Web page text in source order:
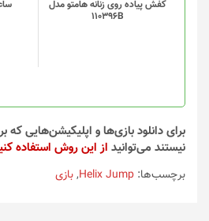
کفش پیاده روی زنانه هامتو مدل
110396B
گزینه
ها
محصول
انتخاب
شوند
برای دانلود بازی‌ها و اپلیکیشن‌هایی که
نیستند می‌توانید از این روش استفاده
برچسب‌ها: Helix Jump
,بازی